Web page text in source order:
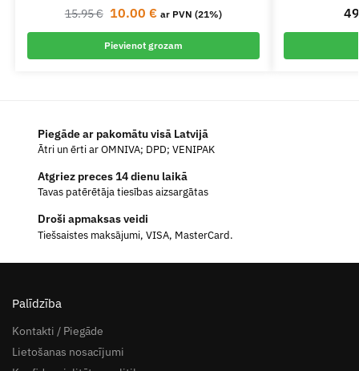
15.95€ 10.00 € ar PVN (21%)
Pievienot grozam
Piegāde ar pakomātu visā Latvijā
Ātri un ērti ar OMNIVA; DPD; VENIPAK
Atgriez preces 14 dienu laikā
Tavas patērētāja tiesības aizsargātas
Droši apmaksas veidi
Tiešsaistes maksājumi, VISA, MasterCard.
Palīdzība
Kontakti / Piegāde
Lietošanas nosacījumi